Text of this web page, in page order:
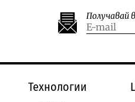
Получавай
Технологии